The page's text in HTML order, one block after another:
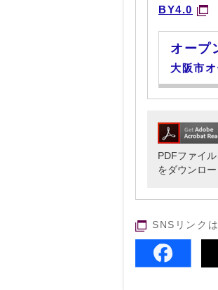
BY4.0
オープ
大阪市
PDFファイ
をダウンロ
SNSリンク